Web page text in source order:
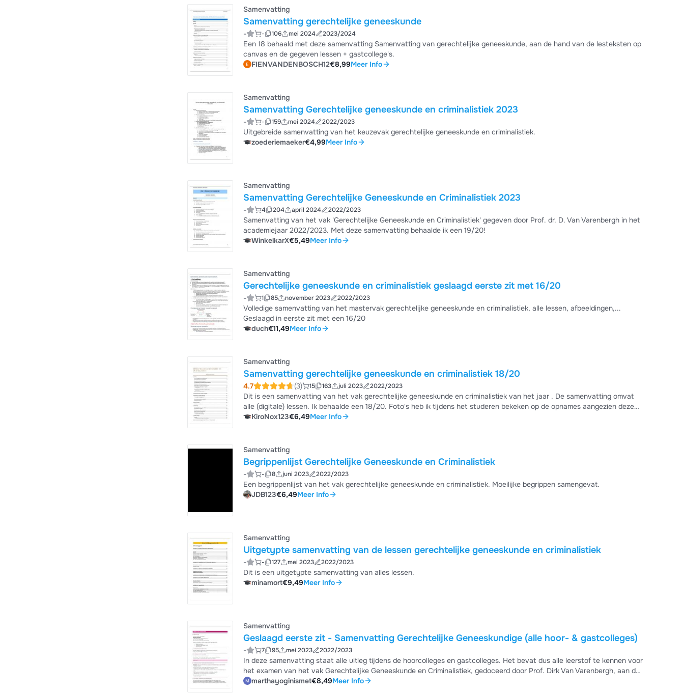
Samenvatting
Samenvatting gerechtelijke geneeskunde
- - 106 mei 2024 2023/2024
Een 18 behaald met deze samenvatting Samenvatting van gerechtelijke geneeskunde, aan de hand van de lesteksten op
canvas en de gegeven lessen + gastcollege's.
FIENVANDENBOSCH12€8,99Meer Info
Samenvatting
Samenvatting Gerechtelijke geneeskunde en criminalistiek 2023
- - 159 mei 2024 2022/2023
Uitgebreide samenvatting van het keuzevak gerechtelijke geneeskunde en criminalistiek.
zoederiemaeker€4,99Meer Info
Samenvatting
Samenvatting Gerechtelijke Geneeskunde en Criminalistiek 2023
- 4 204 april 2024 2022/2023
Samenvatting van het vak 'Gerechtelijke Geneeskunde en Criminalistiek' gegeven door Prof. dr. D. Van Varenbergh in het
academiejaar 2022/2023. Met deze samenvatting behaalde ik een 19/20!
WinkelkarX€5,49Meer Info
Samenvatting
Gerechtelijke geneeskunde en criminalistiek geslaagd eerste zit met 16/20
- 1 85 november 2023 2022/2023
Volledige samenvatting van het mastervak gerechtelijke geneeskunde en criminalistiek, alle lessen, afbeeldingen,...
Geslaagd in eerste zit met een 16/20
duch€11,49Meer Info
Samenvatting
Samenvatting gerechtelijke geneeskunde en criminalistiek 18/20
4.7 (3) 15 163 juli 2023 2022/2023
Dit is een samenvatting van het vak gerechtelijke geneeskunde en criminalistiek van het jaar . De samenvatting omvat
alle (digitale) lessen. Ik behaalde een 18/20. Foto's heb ik tijdens het studeren bekeken op de opnames aangezien deze
niet gedeeld mogen worden. Link naar 106 flashcards;
KiroNox123€6,49Meer Info
Samenvatting
Begrippenlijst Gerechtelijke Geneeskunde en Criminalistiek
- - 8 juni 2023 2022/2023
Een begrippenlijst van het vak gerechtelijke geneeskunde en criminalistiek. Moeilijke begrippen samengevat.
JDB123€6,49Meer Info
Samenvatting
Uitgetypte samenvatting van de lessen gerechtelijke geneeskunde en criminalistiek
- - 127 mei 2023 2022/2023
Dit is een uitgetypte samenvatting van alles lessen.
minamort€9,49Meer Info
Samenvatting
Geslaagd eerste zit - Samenvatting Gerechtelijke Geneeskundige (alle hoor- & gastcolleges)
- 7 95 mei 2023 2022/2023
In deze samenvatting staat alle uitleg tijdens de hoorcolleges en gastcolleges. Het bevat dus alle leerstof te kennen voor
het examen van het vak Gerechtelijke Geneeskunde en Criminalistiek, gedoceerd door Prof. Dirk Van Varenbergh, aan de
marthayoginismet€8,49Meer Info